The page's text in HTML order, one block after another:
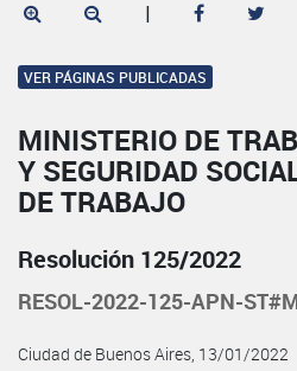
|
VER PÁGINAS PUBLICADAS
MINISTERIO DE
Y SEGURIDAD
DE TRABAJO
Resolución 125/2022
RESOL-2022-125-APN-
Ciudad de Buenos Aires, 13/01/2022